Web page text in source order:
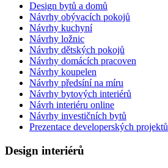
Design bytů a domů
Návrhy obývacích pokojů
Návrhy kuchyní
Návrhy ložnic
Návrhy dětských pokojů
Návrhy domácích pracoven
Návrhy koupelen
Návrhy předsíní na míru
Návrhy bytových interiérů
Návrh interiéru online
Návrhy investičních bytů
Prezentace developerských projektů
Design interiérů